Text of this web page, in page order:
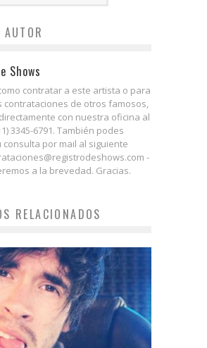
AUTOR
Shows
contratar a este artista o para
contrataciones de otros famosos,
con nuestra oficina al
3345-6791. También podes
por mail al siguiente
-
a la brevedad. Gracias.
RELACIONADOS